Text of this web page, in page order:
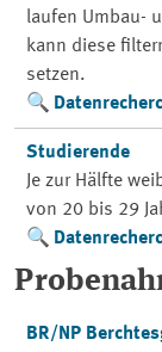
laufen Umbau-
kann diese
setzen.
Studierende
Je zur Hälfte
von 20 bis 29
BR/NP